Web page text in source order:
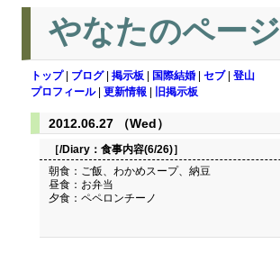
やなたのページ
トップ| ブログ| 掲示板 国際結婚 セブ| 登山
プロフィール| 更新情報 旧掲示板
2012.06.27 （Wed）
［/Diary： 食事内容(6/26)］
朝食：ご飯、わかめスープ、納豆
昼食：お弁当
夕食：ペペロンチーノ